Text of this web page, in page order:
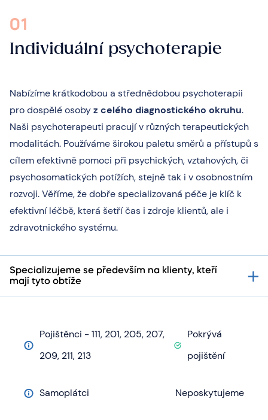
01
Individuální psychoterapie
Nabízíme krátkodobou a střednědobou psychoterapii
pro dospělé osobyz celého diagnostického okruhu.
Naši psychoterapeuti pracují v různých terapeutických
modalitách. Používáme širokou paletu směrů a přístupů s
cílem efektivně pomoci při psychických, vztahových, či
psychosomatických potížích, stejně tak i v osobnostním
rozvoji. Věříme, že dobře specializovaná péče je klíč k
efektivní léčbě, která šetří čas i zdroje klientů, ale i
zdravotnického systému.
Specializujeme se především na klienty, kteří
mají tyto obtíže
Pojištěnci - 111, 201, 205, 207,
209, 211, 213
Pokrývá
pojištění
Samoplátci Neposkytujeme